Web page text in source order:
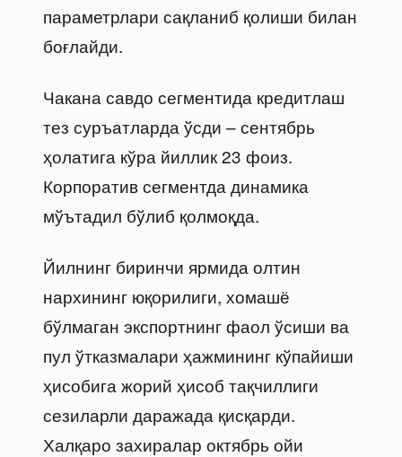
параметрлари сақланиб қолиши билан
боғлайди.
Чакана савдо сегментида кредитлаш
тез суръатларда ўсди – сентябрь
ҳолатига кўра йиллик 23 фоиз.
Корпоратив сегментда динамика
мўътадил бўлиб қолмоқда.
Йилнинг биринчи ярмида олтин
нархининг юқорилиги, хомашё
бўлмаган экспортнинг фаол ўсиши ва
пул ўтказмалари ҳажмининг кўпайиши
ҳисобига жорий ҳисоб тақчиллиги
сезиларли даражада қисқарди.
Халқаро захиралар октябрь ойи